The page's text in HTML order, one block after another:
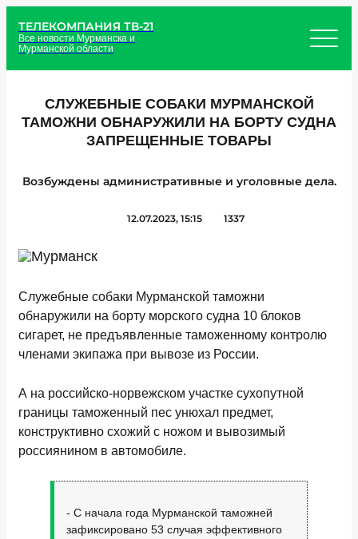
ТЕЛЕКОМПАНИЯ ТВ-21
Все новости Мурманска и
Мурманской области
СЛУЖЕБНЫЕ СОБАКИ МУРМАНСКОЙ
ТАМОЖНИ ОБНАРУЖИЛИ НА БОРТУ СУДНА
ЗАПРЕЩЕННЫЕ ТОВАРЫ
Возбуждены административные и уголовные дела.
12.07.2023, 15:15 1337
Служебные собаки Мурманской таможни
обнаружили на борту морского судна 10 блоков
сигарет, не предъявленные таможенному контролю
членами экипажа при вывозе из России.
А на российско-норвежском участке сухопутной
границы таможенный пес унюхал предмет,
конструктивно схожий с ножом и вывозимый
россиянином в автомобиле.
- С начала года Мурманской таможней
зафиксировано 53 случая эффективного